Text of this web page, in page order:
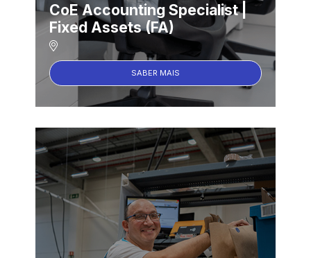
CoE Accounting Specialist |
Fixed Assets (FA)
SABER MAIS